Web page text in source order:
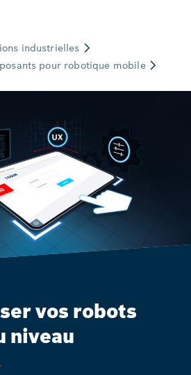
vos robots
niveau